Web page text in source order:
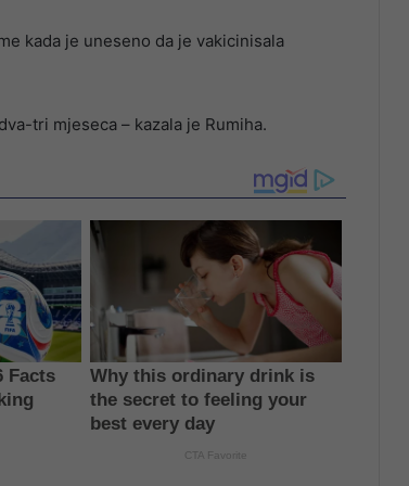
kada je uneseno da je vakicinisala
tri mjeseca – kazala je Rumiha.